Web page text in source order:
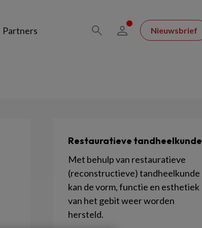
Partners Nieuwsbrief
Restauratieve tandheelkunde
Met behulp van restauratieve
(reconstructieve) tandheelkunde
kan de vorm, functie en esthetiek
van het gebit weer worden
hersteld.